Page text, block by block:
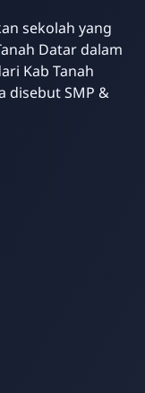
sekolah yang
Datar dalam
Kab Tanah
disebut SMP &